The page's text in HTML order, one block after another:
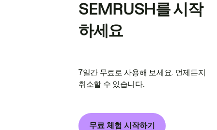
SEMRUSH를 시작
하세요
7일간 무료로 사용해 보세요. 언제든지
취소할 수 있습니다.
무료 체험 시작하기